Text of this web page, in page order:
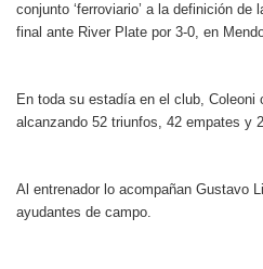
conjunto ‘ferroviario’ a la definición
final ante River Plate por 3-0, en
En toda su estadía en el club, Coleoni
alcanzando 52 triunfos, 42 empates y
Al entrenador lo acompañan Gustavo
ayudantes de campo.